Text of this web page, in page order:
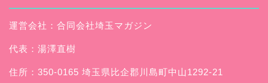
運営会社：合同会社埼玉マガジン
代表：湯澤直樹
住所：350-0165 埼玉県比企郡川島町中山1292-21